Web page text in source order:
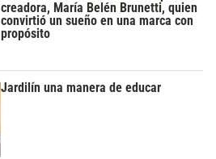
creadora, María Belén Brunetti, quien
convirtió un sueño en una marca con
propósito
Jardilín una manera de educar